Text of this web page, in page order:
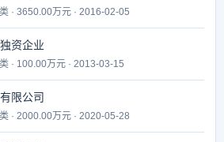
· 3650.00万元 · 2016-02-05
资企业
· 100.00万元 · 2013-03-15
限公司
· 2000.00万元 · 2020-05-28